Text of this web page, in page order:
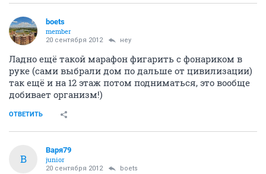
boets
member
20 сентября 2012 неу
Ладно ещё такой марафон фигарить с фонариком в
руке (сами выбрали дом по дальше от цивилизации)
так ещё и на 12 этаж потом подниматься, это вообще
добивает организм!)
ОТВЕТИТЬ
В
Варя79
junior
20 сентября 2012 boets